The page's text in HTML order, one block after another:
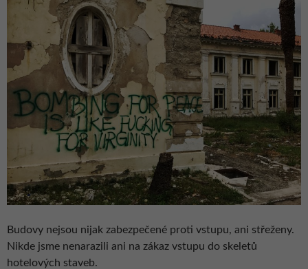
Budovy nejsou nijak zabezpečené proti vstupu, ani střeženy.
Nikde jsme nenarazili ani na zákaz vstupu do skeletů
hotelových staveb.